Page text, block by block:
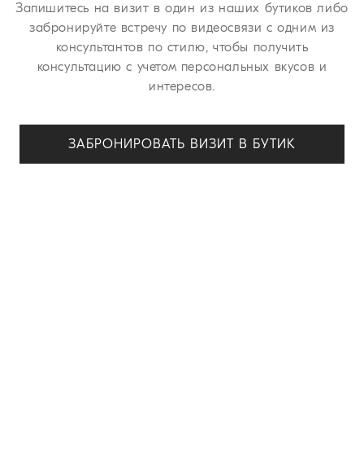
Запишитесь на визит в один из наших бутиков либо
забронируйте встречу по видеосвязи с одним из
консультантов по стилю, чтобы получить
консультацию с учетом персональных вкусов и
интересов.
ЗАБРОНИРОВАТЬ ВИЗИТ В БУТИК